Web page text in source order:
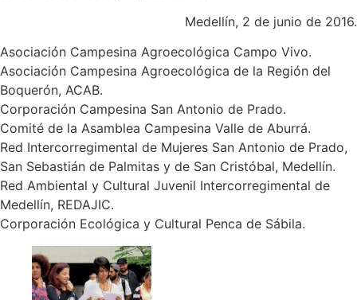
Medellín, 2 de junio de 2016.
Asociación Campesina Agroecológica Campo Vivo.
Asociación Campesina Agroecológica de la Región del
Boquerón, ACAB.
Corporación Campesina San Antonio de Prado.
Comité de la Asamblea Campesina Valle de Aburrá.
Red Intercorregimental de Mujeres San Antonio de Prado,
San Sebastián de Palmitas y de San Cristóbal, Medellín.
Red Ambiental y Cultural Juvenil Intercorregimental de
Medellín, REDAJIC.
Corporación Ecológica y Cultural Penca de Sábila.